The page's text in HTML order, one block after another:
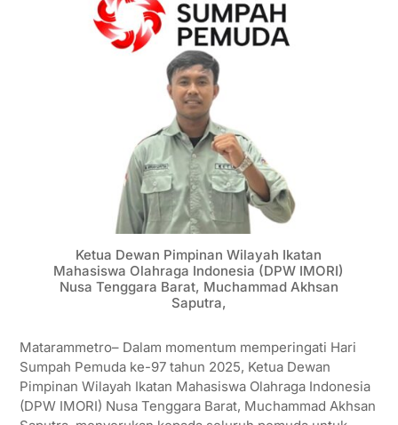
Ketua Dewan Pimpinan Wilayah Ikatan
Mahasiswa Olahraga Indonesia (DPW IMORI)
Nusa Tenggara Barat, Muchammad Akhsan
Saputra,
Matarammetro– Dalam momentum memperingati Hari
Sumpah Pemuda ke-97 tahun 2025, Ketua Dewan
Pimpinan Wilayah Ikatan Mahasiswa Olahraga Indonesia
(DPW IMORI) Nusa Tenggara Barat, Muchammad Akhsan